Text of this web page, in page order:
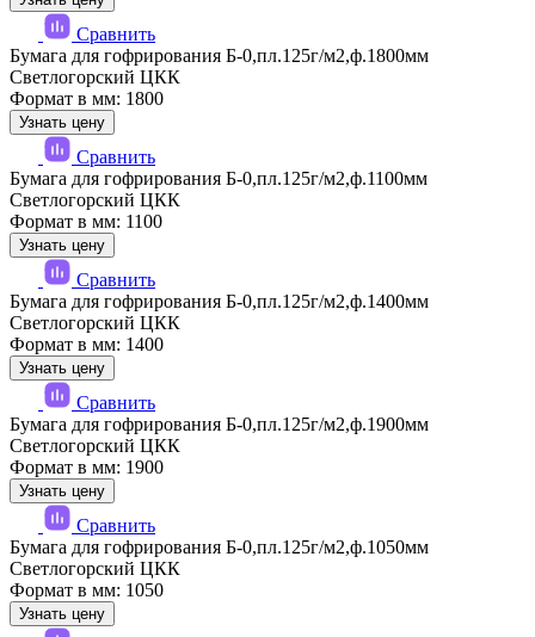
Сравнить
Бумага для гофрирования Б-0,пл.125г/м2,ф.1800мм
Светлогорский ЦКК
Формат в мм: 1800
Узнать цену
Сравнить
Бумага для гофрирования Б-0,пл.125г/м2,ф.1100мм
Светлогорский ЦКК
Формат в мм: 1100
Узнать цену
Сравнить
Бумага для гофрирования Б-0,пл.125г/м2,ф.1400мм
Светлогорский ЦКК
Формат в мм: 1400
Узнать цену
Сравнить
Бумага для гофрирования Б-0,пл.125г/м2,ф.1900мм
Светлогорский ЦКК
Формат в мм: 1900
Узнать цену
Сравнить
Бумага для гофрирования Б-0,пл.125г/м2,ф.1050мм
Светлогорский ЦКК
Формат в мм: 1050
Узнать цену